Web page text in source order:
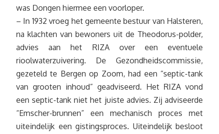
was Dongen hiermee een voorloper.
– In 1932 vroeg het gemeente bestuur van Halsteren,
na klachten van bewoners uit de Theodorus-polder,
advies aan het RIZA over een eventuele
rioolwaterzuivering. De Gezondheidscommissie,
gezeteld te Bergen op Zoom, had een “septic-tank
van grooten inhoud” geadviseerd. Het RIZA vond
een septic-tank niet het juiste advies. Zij adviseerde
“Emscher-brunnen” een mechanisch proces met
uiteindelijk een gistingsproces. Uiteindelijk besloot